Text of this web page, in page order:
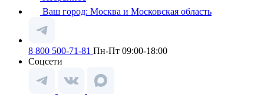
Ваш город: Москва и Московская область
8 800 500-71-81 Пн-Пт 09:00-18:00
Соцсети